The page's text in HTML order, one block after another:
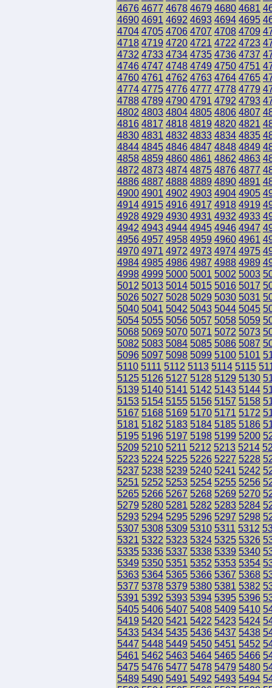
4676 4677 4678 4679 4680 4681
4690 4691 4692 4693 4694 4695
4704 4705 4706 4707 4708 4709
4718 4719 4720 4721 4722 4723
4732 4733 4734 4735 4736 4737
4746 4747 4748 4749 4750 4751
4760 4761 4762 4763 4764 4765
4774 4775 4776 4777 4778 4779
4788 4789 4790 4791 4792 4793
4802 4803 4804 4805 4806 4807
4816 4817 4818 4819 4820 4821
4830 4831 4832 4833 4834 4835
4844 4845 4846 4847 4848 4849
4858 4859 4860 4861 4862 4863
4872 4873 4874 4875 4876 4877
4886 4887 4888 4889 4890 4891
4900 4901 4902 4903 4904 4905
4914 4915 4916 4917 4918 4919
4928 4929 4930 4931 4932 4933
4942 4943 4944 4945 4946 4947
4956 4957 4958 4959 4960 4961
4970 4971 4972 4973 4974 4975
4984 4985 4986 4987 4988 4989
4998 4999 5000 5001 5002 5003
5012 5013 5014 5015 5016 5017
5026 5027 5028 5029 5030 5031
5040 5041 5042 5043 5044 5045
5054 5055 5056 5057 5058 5059
5068 5069 5070 5071 5072 5073
5082 5083 5084 5085 5086 5087
5096 5097 5098 5099 5100 5101
5110 5111 5112 5113 5114 5115
5125 5126 5127 5128 5129 5130
5139 5140 5141 5142 5143 5144
5153 5154 5155 5156 5157 5158
5167 5168 5169 5170 5171 5172
5181 5182 5183 5184 5185 5186
5195 5196 5197 5198 5199 5200
5209 5210 5211 5212 5213 5214
5223 5224 5225 5226 5227 5228
5237 5238 5239 5240 5241 5242
5251 5252 5253 5254 5255 5256
5265 5266 5267 5268 5269 5270
5279 5280 5281 5282 5283 5284
5293 5294 5295 5296 5297 5298
5307 5308 5309 5310 5311 5312
5321 5322 5323 5324 5325 5326
5335 5336 5337 5338 5339 5340
5349 5350 5351 5352 5353 5354
5363 5364 5365 5366 5367 5368
5377 5378 5379 5380 5381 5382
5391 5392 5393 5394 5395 5396
5405 5406 5407 5408 5409 5410
5419 5420 5421 5422 5423 5424
5433 5434 5435 5436 5437 5438
5447 5448 5449 5450 5451 5452
5461 5462 5463 5464 5465 5466
5475 5476 5477 5478 5479 5480
5489 5490 5491 5492 5493 5494